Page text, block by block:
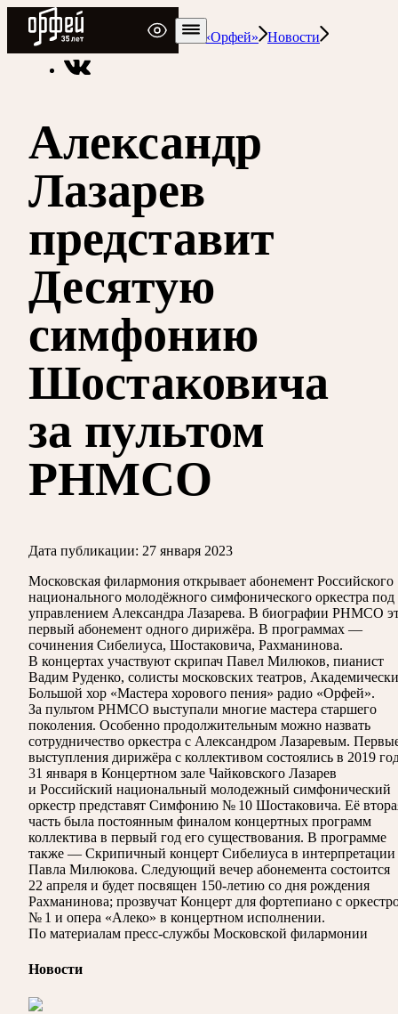
Радио Орфей
Радио классической музыки «Орфей»
Новости
Александр
Лазарев
представит
Десятую
симфонию
Шостаковича
за пультом
РНМСО
Дата публикации: 27 января 2023
Московская филармония открывает абонемент Российского
национального молодёжного симфонического оркестра под
управлением Александра Лазарева. В биографии РНМСО
первый абонемент одного дирижёра. В программах —
сочинения Сибелиуса, Шостаковича, Рахманинова.
В концертах участвуют скрипач Павел Милюков, пианист
Вадим Руденко, солисты московских театров,
Большой хор «Мастера хорового пения» радио «Орфей».
За пультом РНМСО выступали многие мастера старшего
поколения. Особенно продолжительным можно назвать
сотрудничество оркестра с Александром Лазаревым.
выступления дирижёра с коллективом состоялись в 2019
31 января в Концертном зале Чайковского Лазарев
и Российский национальный молодежный симфонический
оркестр представят Симфонию № 10 Шостаковича. Её
часть была постоянным финалом концертных программ
коллектива в первый год его существования. В программе
также — Скрипичный концерт Сибелиуса в интерпретации
Павла Милюкова. Следующий вечер абонемента состоится
22 апреля и будет посвящен 150-летию со дня рождения
Рахманинова; прозвучат Концерт для фортепиано с
№ 1 и опера «Алеко» в концертном исполнении.
По материалам пресс-службы Московской филармонии
Новости